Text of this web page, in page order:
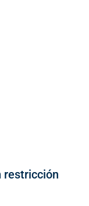
restricción